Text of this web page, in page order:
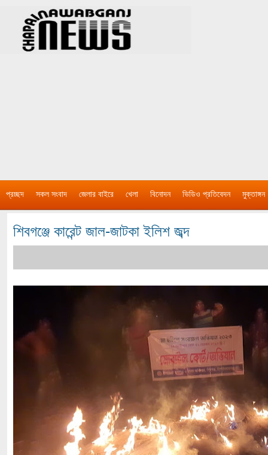
প্রচ্ছদ সকল সংবাদ জেলার বাইরে খেলা বিনোদন ভিডিও প্রতিবেদন মুক্তাঙ্গন
শিবগঞ্জে কারেন্ট জাল-জাটকা ইলিশ জব্দ